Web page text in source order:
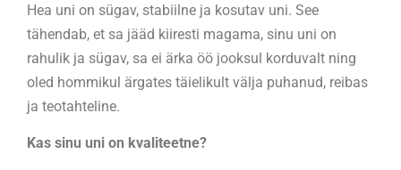
Hea uni on sügav, stabiilne ja kosutav uni. See
tähendab, et sa jääd kiiresti magama, sinu uni on
rahulik ja sügav, sa ei ärka öö jooksul korduvalt ning
oled hommikul ärgates täielikult välja puhanud, reibas
ja teotahteline.
Kas sinu uni on kvaliteetne?